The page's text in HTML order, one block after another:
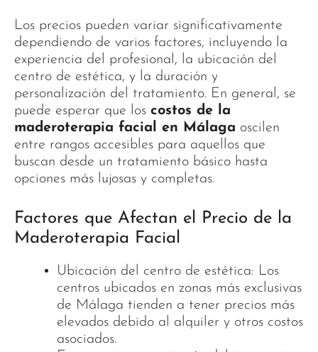
Los precios pueden variar significativamente
dependiendo de varios factores, incluyendo la
experiencia del profesional, la ubicación del
centro de estética, y la duración y
personalización del tratamiento. En general, se
puede esperar que los costos de la
maderoterapia facial en Málaga oscilen
entre rangos accesibles para aquellos que
buscan desde un tratamiento básico hasta
opciones más lujosas y completas.
Factores que Afectan el Precio de la
Maderoterapia Facial
Ubicación del centro de estética: Los
centros ubicados en zonas más exclusivas
de Málaga tienden a tener precios más
elevados debido al alquiler y otros costos
asociados.